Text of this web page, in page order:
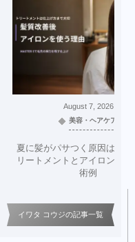
August 7, 2026
美容・ヘアケア
夏に髪がパサつく原因は？
リートメントとアイロン仕
術例
イワタ コウジの記事一覧